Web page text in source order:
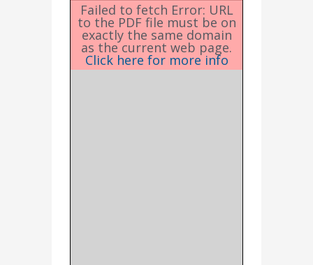
Failed to fetch Error: URL
to the PDF file must be on
exactly the same domain
as the current web page.
Click here for more info